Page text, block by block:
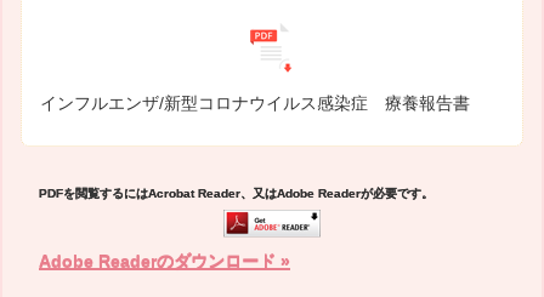
インフルエンザ/新型コロナウイルス感染症 療養報告書
PDFを閲覧するにはAcrobat Reader、又はAdobe Readerが必要です。
Adobe Readerのダウンロード »